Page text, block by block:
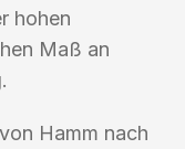
hohen
Maß an
Hamm nach